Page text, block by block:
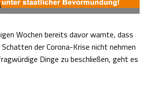
Wochen bereits davor warnte, dass
der Corona-Krise nicht nehmen
Dinge zu beschließen, geht es